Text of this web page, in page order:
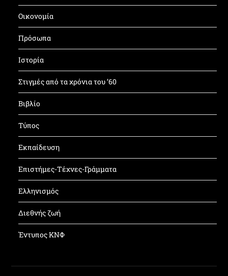
Οικονομία
Πρόσωπα
Ιστορία
Στιγμές από τα χρόνια του ’60
Βιβλίο
Τύπος
Εκπαίδευση
Επιστήμες-Τέχνες-Γράμματα
Ελληνισμός
Διεθνής ζωή
Έντυπος ΚΝΦ